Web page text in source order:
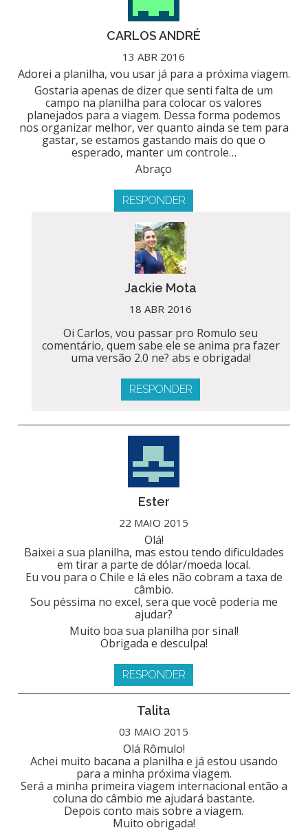
CARLOS ANDRÉ
13 ABR 2016
Adorei a planilha, vou usar já para a próxima viagem.
Gostaria apenas de dizer que senti falta de um
campo na planilha para colocar os valores
planejados para a viagem. Dessa forma podemos
nos organizar melhor, ver quanto ainda se tem para
gastar, se estamos gastando mais do que o
esperado, manter um controle…
Abraço
RESPONDER
Jackie Mota
18 ABR 2016
Oi Carlos, vou passar pro Romulo seu
comentário, quem sabe ele se anima pra fazer
uma versão 2.0 ne? abs e obrigada!
RESPONDER
Ester
22 MAIO 2015
Olá!
Baixei a sua planilha, mas estou tendo dificuldades
em tirar a parte de dólar/moeda local.
Eu vou para o Chile e lá eles não cobram a taxa de
câmbio.
Sou péssima no excel, sera que você poderia me
ajudar?
Muito boa sua planilha por sinal!
Obrigada e desculpa!
RESPONDER
Talita
03 MAIO 2015
Olá Rômulo!
Achei muito bacana a planilha e já estou usando
para a minha próxima viagem.
Será a minha primeira viagem internacional então a
coluna do câmbio me ajudará bastante.
Depois conto mais sobre a viagem.
Muito obrigada!